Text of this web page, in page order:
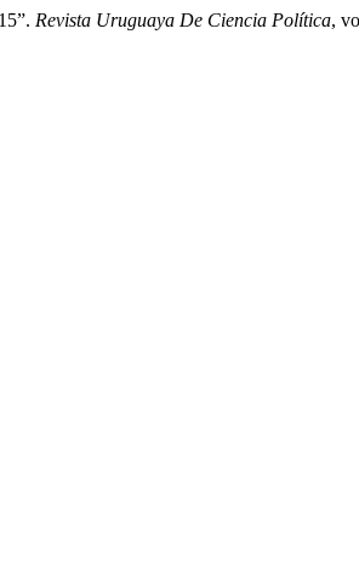
Revista Uruguaya De Ciencia Política,